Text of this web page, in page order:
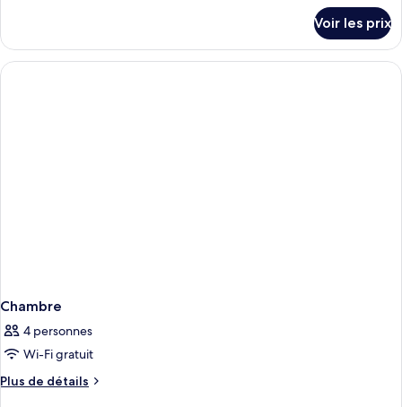
le
type
de
Voir les prix
Chambre
4 personnes
Wi-Fi gratuit
Plus de détails
Plus